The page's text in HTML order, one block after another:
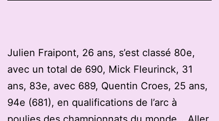
Julien Fraipont, 26 ans, s’est classé 80e,
avec un total de 690, Mick Fleurinck, 31
ans, 83e, avec 689, Quentin Croes, 25 ans,
94e (681), en qualifications de l’arc à